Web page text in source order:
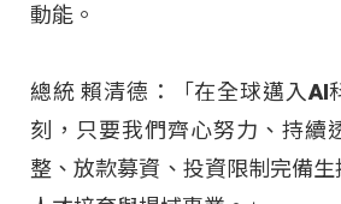
動能。
總統 賴清德：「在全球邁入AI
刻，只要我們齊心努力、持續
整、放款募資、投資限制完備